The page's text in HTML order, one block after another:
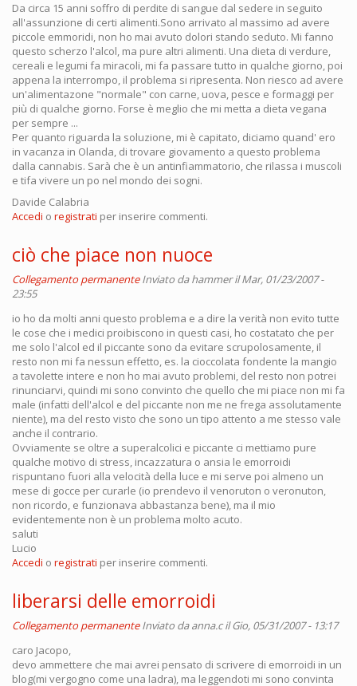
Da circa 15 anni soffro di perdite di sangue dal sedere in seguito
all'assunzione di certi alimenti.Sono arrivato al massimo ad avere
piccole emmoridi, non ho mai avuto dolori stando seduto. Mi fanno
questo scherzo l'alcol, ma pure altri alimenti. Una dieta di verdure,
cereali e legumi fa miracoli, mi fa passare tutto in qualche giorno, poi
appena la interrompo, il problema si ripresenta. Non riesco ad avere
un'alimentazone "normale" con carne, uova, pesce e formaggi per
più di qualche giorno. Forse è meglio che mi metta a dieta vegana
per sempre ...
Per quanto riguarda la soluzione, mi è capitato, diciamo quand' ero
in vacanza in Olanda, di trovare giovamento a questo problema
dalla cannabis. Sarà che è un antinfiammatorio, che rilassa i muscoli
e tifa vivere un po nel mondo dei sogni.
Davide Calabria
Accedi o registrati per inserire commenti.
ciò che piace non nuoce
Collegamento permanente Inviato dahammeril Mar, 01/23/2007 -
23:55
io ho da molti anni questo problema e a dire la verità non evito tutte
le cose che i medici proibiscono in questi casi, ho costatato che per
me solo l'alcol ed il piccante sono da evitare scrupolosamente, il
resto non mi fa nessun effetto, es. la cioccolata fondente la mangio
a tavolette intere e non ho mai avuto problemi, del resto non potrei
rinunciarvi, quindi mi sono convinto che quello che mi piace non mi fa
male (infatti dell'alcol e del piccante non me ne frega assolutamente
niente), ma del resto visto che sono un tipo attento a me stesso vale
anche il contrario.
Ovviamente se oltre a superalcolici e piccante ci mettiamo pure
qualche motivo di stress, incazzatura o ansia le emorroidi
rispuntano fuori alla velocità della luce e mi serve poi almeno un
mese di gocce per curarle (io prendevo il venoruton o veronuton,
non ricordo, e funzionava abbastanza bene), ma il mio
evidentemente non è un problema molto acuto.
saluti
Lucio
Accedi o registrati per inserire commenti.
liberarsi delle emorroidi
Collegamento permanente Inviato daanna.cil Gio, 05/31/2007 - 13:17
caro Jacopo,
devo ammettere che mai avrei pensato di scrivere di emorroidi in un
blog(mi vergogno come una ladra), ma leggendoti mi sono convinta